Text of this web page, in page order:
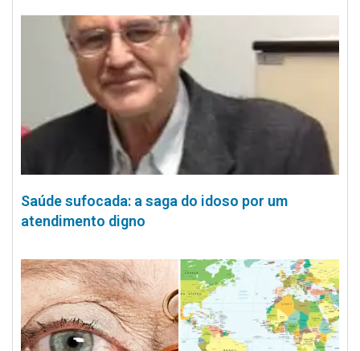
Saúde sufocada: a saga do idoso por um
atendimento digno